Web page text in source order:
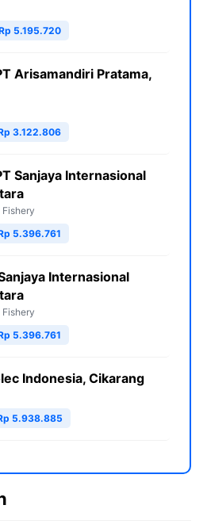
5.195.720
Arisamandiri Pratama,
3.122.806
Sanjaya Internasional
5.396.761
Internasional
5.396.761
Indonesia, Cikarang
5.938.885